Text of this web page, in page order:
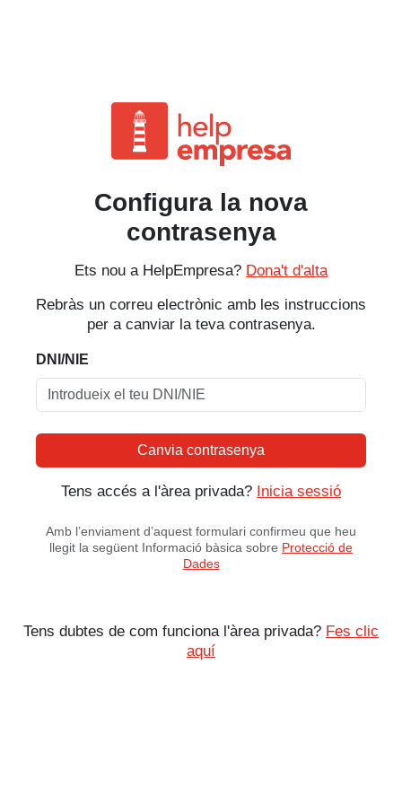
Configura la nova
contrasenya
Ets nou a HelpEmpresa? Dona't d'alta
Rebràs un correu electrònic amb les instruccions
per a canviar la teva contrasenya.
DNI/NIE
Canvia contrasenya
Tens accés a l'àrea privada? Inicia sessió
Amb l’enviament d’aquest formulari confirmeu que heu
llegit la següent Informació bàsica sobre Protecció de
Dades
Tens dubtes de com funciona l'àrea privada? Fes clic
aquí